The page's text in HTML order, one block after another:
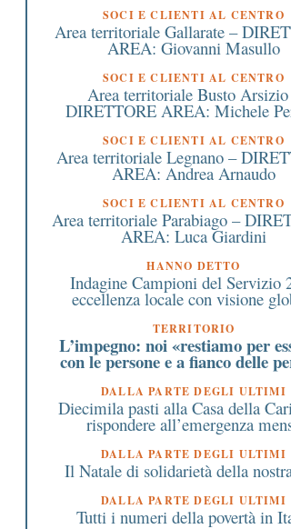
SOCI E CLIENTI AL CENTRO
Area territoriale Gallarate –
AREA: Giovanni Masullo
SOCI E CLIENTI AL CENTRO
Area territoriale Busto
DIRETTORE AREA: Michele
SOCI E CLIENTI AL CENTRO
Area territoriale Legnano –
AREA: Andrea Arnaudo
SOCI E CLIENTI AL CENTRO
Area territoriale Parabiago –
AREA: Luca Giardini
HANNO DETTO
Indagine Campioni del Servizio
eccellenza locale con visione
TERRITORIO
L’impegno: noi «restiamo per
con le persone e a fianco delle
DALLA PARTE DEGLI ULTIMI
Diecimila pasti alla Casa della
rispondere all’emergenza
DALLA PARTE DEGLI ULTIMI
Il Natale di solidarietà della
DALLA PARTE DEGLI ULTIMI
Tutti i numeri della povertà in